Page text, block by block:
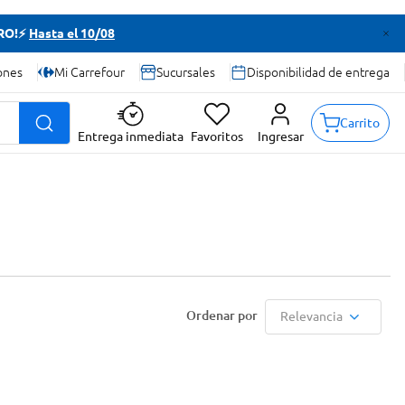
Hasta el 10/08
Mi Carrefour Sucursales Disponibilidad de entrega
Entrega inmediata Favoritos Ingresar
Carrito
Relevancia